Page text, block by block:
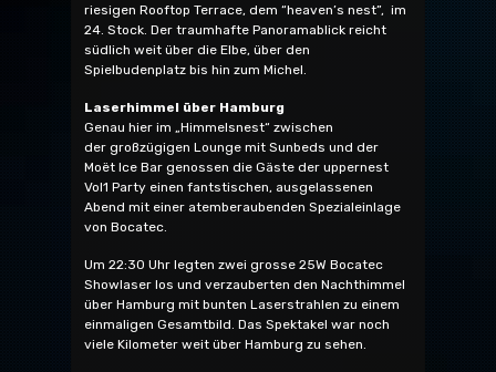
riesigen Rooftop Terrace, dem “heaven’s nest”, im
24. Stock. Der traumhafte Panoramablick reicht
südlich weit über die Elbe, über den
Spielbudenplatz bis hin zum Michel.
Laserhimmel über Hamburg
Genau hier im „Himmelsnest“ zwischen
der großzügigen Lounge mit Sunbeds und der
Moët Ice Bar genossen die Gäste der uppernest
Vol1 Party einen fantstischen, ausgelassenen
Abend mit einer atemberaubenden Spezialeinlage
von Bocatec.
Um 22:30 Uhr legten zwei grosse 25W Bocatec
Showlaser los und verzauberten den Nachthimmel
über Hamburg mit bunten Laserstrahlen zu einem
einmaligen Gesamtbild. Das Spektakel war noch
viele Kilometer weit über Hamburg zu sehen.